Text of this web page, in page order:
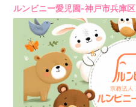
ルンビニー愛児園-神戸市兵庫区